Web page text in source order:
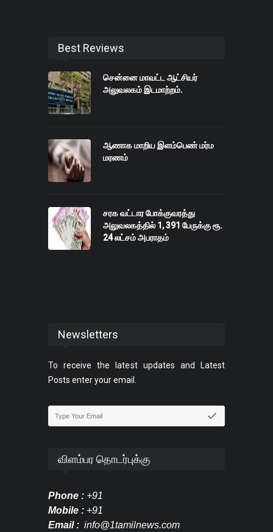
Best Reviews
சென்னை மாவட்ட ஆட்சியர்
அலுவலகம் இடமாற்றம்.
ஆணாக மாறிய இளம்பெண் மர்ம
மரணம்
சரக வட்டார போக்குவரத்து
அலுவலகத்தில் 1, 391 பேருக்கு ரூ.
24 லட்சம் அபராதம்
Newsletters
To receive the latest updates and Latest
Posts enter your email.
விளம்பர தொடர்புக்கு
Phone : +91
Mobile : +91
Email : info@1tamilnews.com